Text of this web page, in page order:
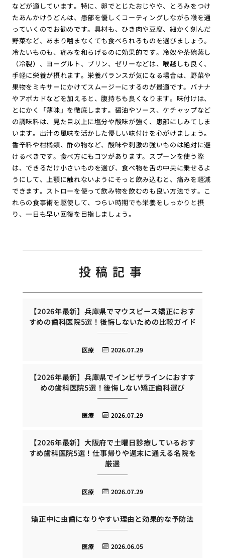
などが適しています。特に、卵でとじたおじやや、とろみをつけ
たあんかけうどんは、患部を優しくコーティングしながら喉を通
っていくのでお勧めです。具材も、ひき肉や豆腐、細かく刻んだ
野菜など、あまり噛まなくても食べられるものを選びましょう。
冷たいものも、痛みを和らげるのに効果的です。冷奴や茶碗蒸し
（冷製）、ヨーグルト、プリン、ゼリーなどは、喉越しも良く、
手軽に栄養が摂れます。栄養バランスが気になる場合は、野菜や
果物をミキサーにかけてスムージーにするのが最適です。バナナ
やアボカドなどを加えると、腹持ちも良くなります。味付けは、
とにかく「薄味」を徹底します。醤油やソース、ケチャップなど
の調味料は、見た目以上に塩分や酸味が強く、患部にしみてしま
います。出汁の風味を活かした優しい味付けを心がけましょう。
香辛料や柑橘類、酢の物など、酸味や刺激の強いものは絶対に避
けるべきです。食べ方にもコツがあります。スプーンを使う際
は、できるだけ小さいものを選び、食べ物を舌の中央に乗せるよ
うにして、上顎に触れないようにそっと飲み込むと、痛みを軽減
できます。ストローを使って飲み物を飲むのも良い方法です。こ
れらの食事術を駆使して、つらい時期でも栄養をしっかりと摂
り、一日も早い回復を目指しましょう。
投稿記事
【2026年最新】兵庫県でマウスピース矯正におす
すめの歯科医院5選！後悔しないための比較ガイド
2026.07.29
医療
【2026年最新】兵庫県でインビザラインにおすす
めの歯科医院5選！後悔しない矯正歯科選び
2026.07.29
医療
【2026年最新】大阪府で土曜日診療しているおす
すめ歯科医院5選！仕事帰りや週末に通える名院を
厳選
2026.07.29
医療
矯正中に虫歯になりやすい理由と効果的な予防法
2026.06.05
医療